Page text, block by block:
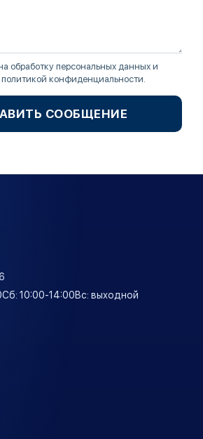
обработку персональных данных и
политикой конфиденциальности
СООБЩЕНИЕ
Сб: 10:00-14:00Вс: выходной